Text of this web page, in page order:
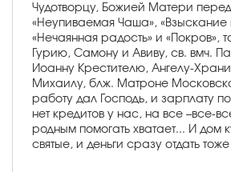
Чудотворцу, Божией Матери
«Неупиваемая Чаша», «Взыскание
«Нечаянная радость» и «Покров»,
Гурию, Самону и Авиву, св. вмч.
Иоанну Крестителю, Ангелу-
Михаилу, блж. Матроне
работу дал Господь, и зарплату
нет кредитов у нас, на все –все-
родным помогать хватает... И дом
святые, и деньги сразу отдать